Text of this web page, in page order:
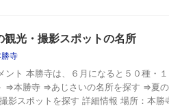
光・撮影スポットの名所
寺
本勝寺は、６月になると５０種・１
⇒本勝寺 ⇒あじさいの名所を探す ⇒夏
スポットを探す 詳細情報 場所：本勝